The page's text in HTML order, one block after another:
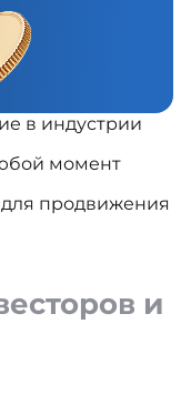
в индустрии
момент
продвижения
и